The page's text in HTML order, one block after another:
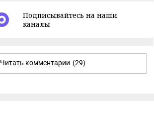
Подписывайтесь на наши
каналы
Читать комментарии (29)